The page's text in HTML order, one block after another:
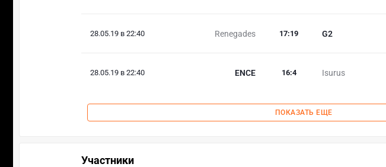
28.05.19 в 22:40 Renegades G2
17:19
28.05.19 в 22:40 ENCE Isurus
16:4
ПОКАЗАТЬ ЕЩЕ
Участники